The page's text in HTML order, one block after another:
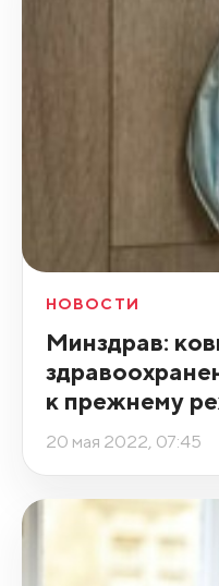
НОВОСТИ
Минздрав:
к прежнему
20 мая 2022, 07:45